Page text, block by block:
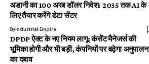
अडानी का 100 अरब डॉलर निवेश: 2035 तक AI के
लिए तैयार करेंगे डेटा सेंटर
ByIndustrial Empire
DPDP ऐक्ट के नए नियम लागू: कंसेंट मैनेजर्स की
भूमिका होगी और भी बड़ी, कंपनियों पर बढ़ेगा अनुपालन
का दबाव